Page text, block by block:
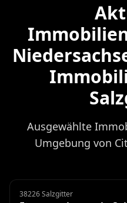
Ausgewählte
Umgebung von
Etagenwohnung
38226 Salzgitter